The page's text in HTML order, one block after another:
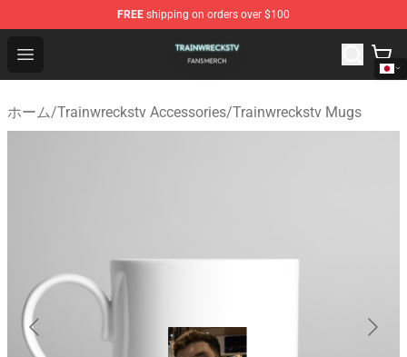
FREE shipping on orders over $100
Open menu
Trainwreckstv Shop - Official Trainwreckstv
ホーム/Trainwreckstv Accessories/Trainwreckstv Mugs